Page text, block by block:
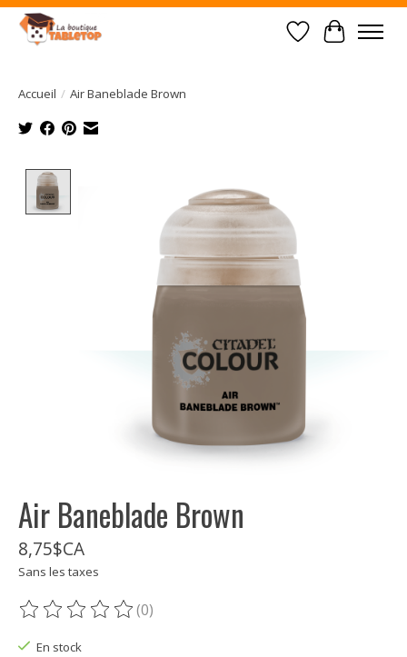
Liste dePanier
Accueil / Air Baneblade Brown
Air Baneblade Brown
8,75$CA
Sans les taxes
Ce produit est évalué à
(0)
En stock